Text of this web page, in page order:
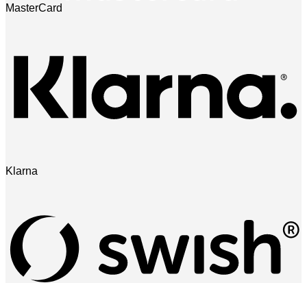
MasterCard
Klarna